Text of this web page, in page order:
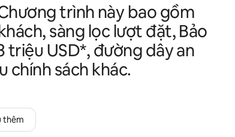
trình này bao gồm
sàng lọc lượt đặt, Bảo
USD*, đường dây an
chính sách khác.
thêm